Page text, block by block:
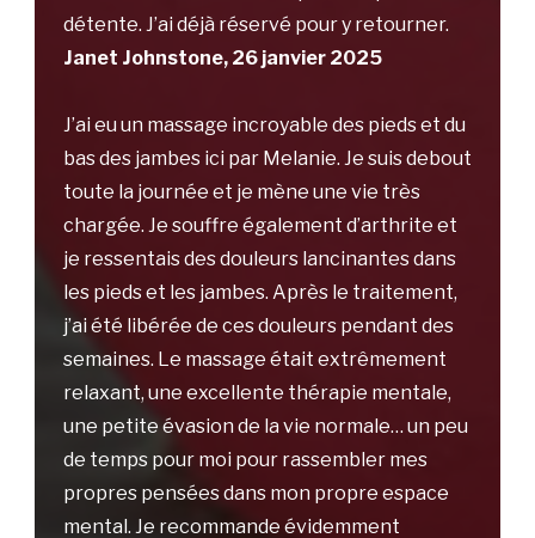
détente. J’ai déjà réservé pour y retourner.
Janet Johnstone, 26 janvier 2025
J’ai eu un massage incroyable des pieds et du
bas des jambes ici par Melanie. Je suis debout
toute la journée et je mène une vie très
chargée. Je souffre également d’arthrite et
je ressentais des douleurs lancinantes dans
les pieds et les jambes. Après le traitement,
j’ai été libérée de ces douleurs pendant des
semaines. Le massage était extrêmement
relaxant, une excellente thérapie mentale,
une petite évasion de la vie normale… un peu
de temps pour moi pour rassembler mes
propres pensées dans mon propre espace
mental. Je recommande évidemment